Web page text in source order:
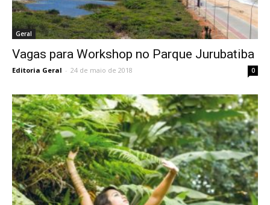
Geral
Vagas para Workshop no Parque Jurubatiba
Editoria Geral - 24 de maio de 2018 0